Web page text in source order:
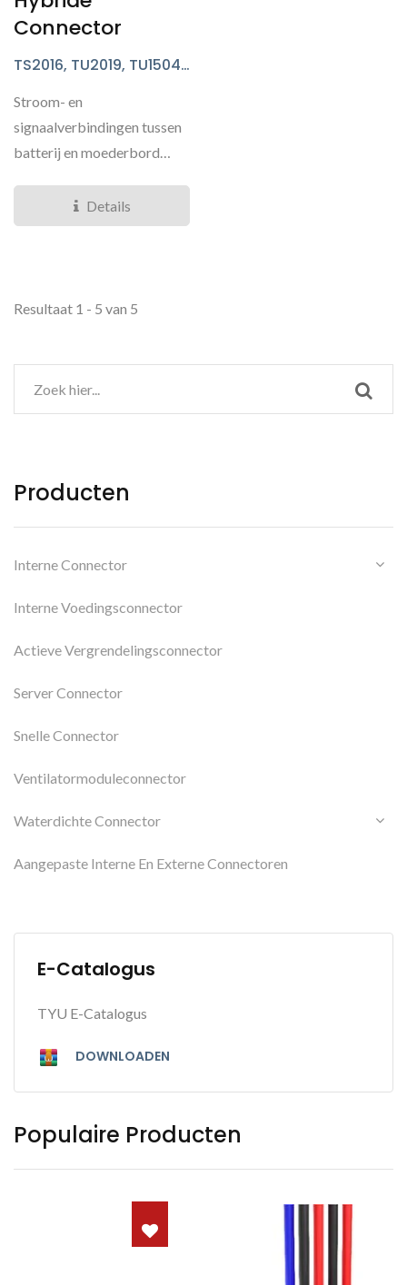
Connector
TS2016, TU2019, TU1504,
Stroom- en
signaalverbindingen tussen
batterij en moederbord
elektronische apparaten...
Details
Resultaat 1 - 5 van 5
Producten
Interne Connector
Interne Voedingsconnector
Actieve Vergrendelingsconnector
Server Connector
Snelle Connector
Ventilatormoduleconnector
Waterdichte Connector
Aangepaste Interne En Externe Connectoren
E-Catalogus
TYU E-Catalogus
DOWNLOADEN
Populaire Producten